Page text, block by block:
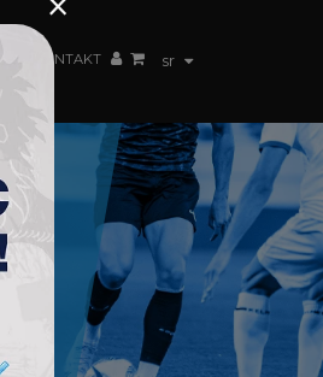
sr
KONTAKT